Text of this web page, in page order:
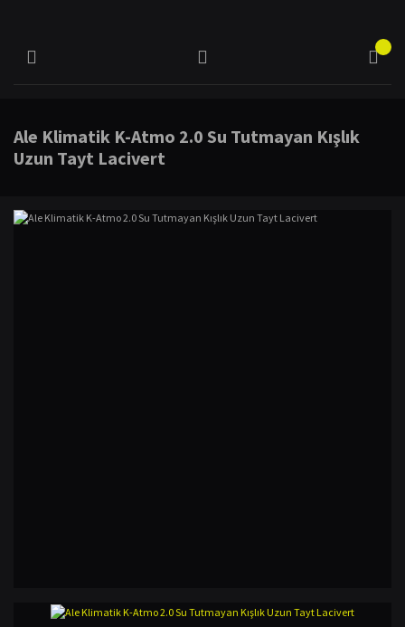
Ale Klimatik K-Atmo 2.0 Su Tutmayan Kışlık
Uzun Tayt Lacivert